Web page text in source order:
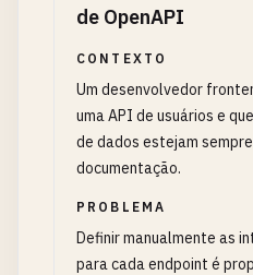
de OpenAPI
CONTEXTO
Um desenvolvedor
uma API de usuários e
de dados estejam
documentação.
PROBLEMA
Definir manualmente as
para cada endpoint é